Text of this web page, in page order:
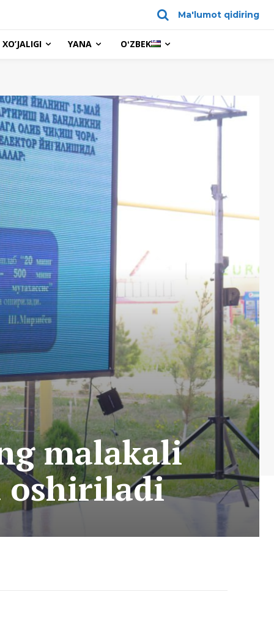
Ma'lumot qidiring
YANA OʻZBEK
malakali
oshiriladi